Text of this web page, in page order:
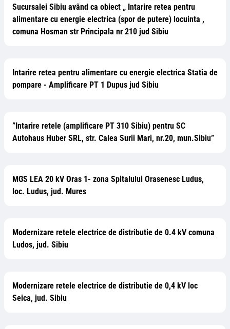
Sucursalei Sibiu având ca obiect „ Intarire retea pentru
alimentare cu energie electrica (spor de putere) locuinta ,
comuna Hosman str Principala nr 210 jud Sibiu
Intarire retea pentru alimentare cu energie electrica Statia de
pompare - Amplificare PT 1 Dupus jud Sibiu
”Intarire retele (amplificare PT 310 Sibiu) pentru SC
Autohaus Huber SRL, str. Calea Surii Mari, nr.20, mun.Sibiu”
MGS LEA 20 kV Oras 1- zona Spitalului Orasenesc Ludus,
loc. Ludus, jud. Mures
Modernizare retele electrice de distributie de 0.4 kV comuna
Ludos, jud. Sibiu
Modernizare retele electrice de distributie de 0,4 kV loc
Seica, jud. Sibiu